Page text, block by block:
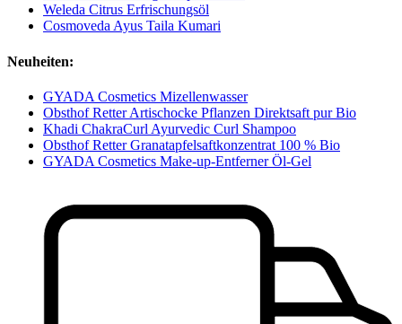
Weleda Citrus Erfrischungsöl
Cosmoveda Ayus Taila Kumari
Neuheiten:
GYADA Cosmetics Mizellenwasser
Obsthof Retter Artischocke Pflanzen Direktsaft pur Bio
Khadi ChakraCurl Ayurvedic Curl Shampoo
Obsthof Retter Granatapfelsaftkonzentrat 100 % Bio
GYADA Cosmetics Make-up-Entferner Öl-Gel